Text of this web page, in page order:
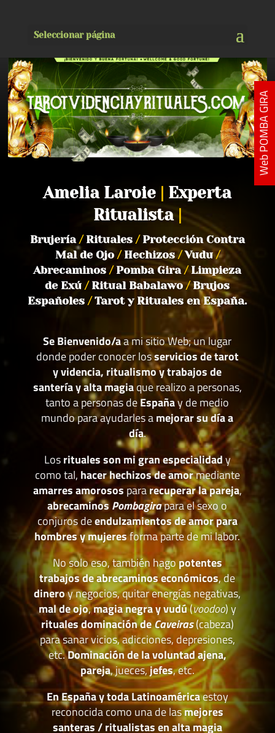
Seleccionar página
Amelia Laroie
Experta
Ritualista
Brujería /Rituales /Protección Contra
Mal de Ojo /Hechizos/Vudu/
Abrecaminos/Pomba Gira/Limpieza
de Exú/Ritual Babalawo/Brujos
Españoles/Tarot y Rituales en España.
Se Bienvenido/aa mi sitio Web; un lugar
donde poder conocer losservicios de tarot
y videncia, ritualismo y trabajos de
santería y alta magiaque realizo a personas,
tanto a personas deEspañay de medio
mundo para ayudarles amejorar su día a
día.
Losrituales son mi gran especialidady
como tal, hacer hechizos de amormediante
amarres amorosospararecuperar la pareja,
abrecaminosPombagirapara el sexo o
conjuros deendulzamientos de amor para
hombres y mujeresforma parte de mi labor.
No solo eso, también hagopotentes
trabajos de abrecaminos económicos, de
dineroy negocios, quitar energías negativas,
mal de ojo,magia negra y vudú(voodoo) y
rituales dominación deCaveiras(cabeza)
para sanar vicios, adicciones, depresiones,
etc.Dominación de la voluntad ajena,
pareja, jueces,jefes, etc.
En España y toda Latinoaméricaestoy
reconocida como una de lasmejores
santeras / ritualistas en alta magia
Web POMBA GIRA